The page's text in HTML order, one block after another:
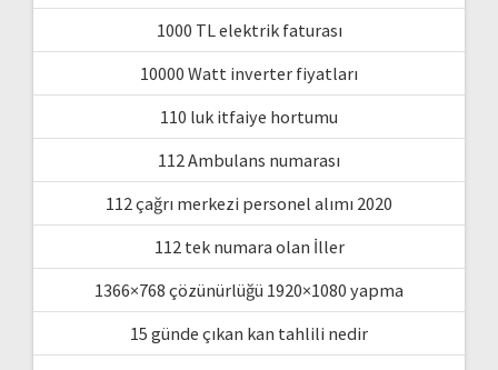
1000 TL elektrik faturası
10000 Watt inverter fiyatları
110 luk itfaiye hortumu
112 Ambulans numarası
112 çağrı merkezi personel alımı 2020
112 tek numara olan İller
1366×768 çözünürlüğü 1920×1080 yapma
15 günde çıkan kan tahlili nedir